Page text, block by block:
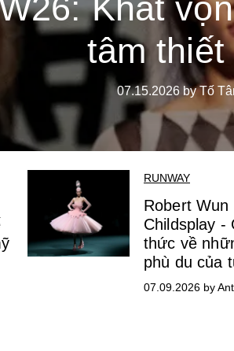
Khát
tâm thiết
07.15.2026 by Tố
RUNWAY
Robert Wun
Childsplay -
thức về
phù du của
07.09.2026 by